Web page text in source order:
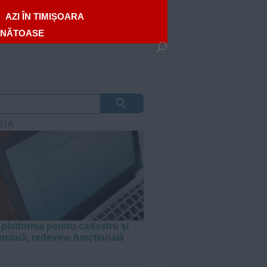
AZI ÎN TIMIȘOARA
platforma pentru cadastru și
redevine funcțională